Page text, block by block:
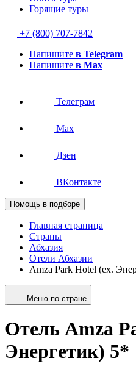
Горящие туры
+7 (800) 707-7842
Напишите в Telegram
Напишите в Max
Телеграм
Max
Дзен
ВКонтакте
Помощь в подборе
Главная страница
Страны
Абхазия
Отели Абхазии
Amza Park Hotel (ex.
Меню по стране
Отель Amza
Энергетик) 5*